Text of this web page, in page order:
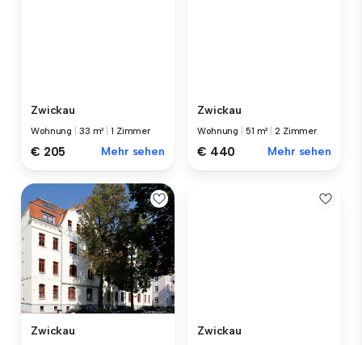
Zwickau
Wohnung 33 m² |1 Zimmer
€ 205 Mehr sehen
Zwickau
Wohnung 51 m² 2 Zimmer
€ 440 Mehr sehen
Zwickau Zwickau